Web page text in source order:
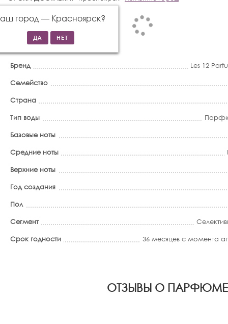
город — Красноярск?
Бренд
Les 12
Семейство
Страна
Тип воды
Базовые ноты
Средние ноты
Верхние ноты
Год создания
Пол
Сегмент
Срок годности
36 месяцев с момента
ОТЗЫВЫ О